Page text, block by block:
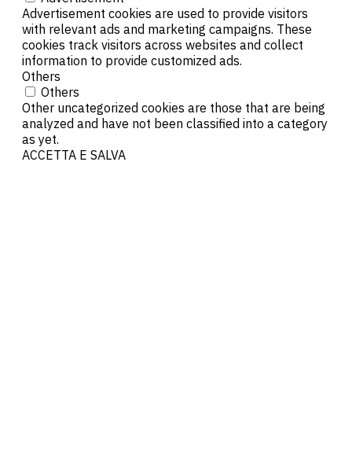
Advertisement cookies are used to provide visitors
with relevant ads and marketing campaigns. These
cookies track visitors across websites and collect
information to provide customized ads.
Others
Others
Other uncategorized cookies are those that are being
analyzed and have not been classified into a category
as yet.
ACCETTA E SALVA